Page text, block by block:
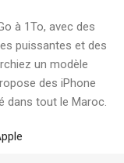
à 1To, avec des
puissantes et des
un modèle
des iPhone
dans tout le Maroc.